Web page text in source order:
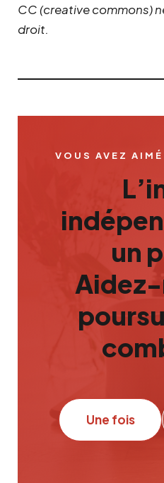
CC (creative commons)
droit.
VOUS AVEZ
un
Aidez-
Une fois